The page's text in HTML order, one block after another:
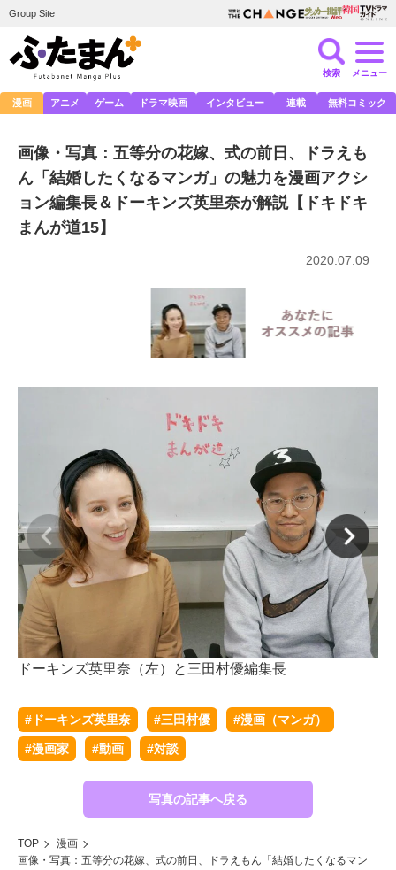
Group Site
検索 メニュー
漫画 アニメ ゲーム ドラマ映画 インタビュー 連載 無料コミック
画像・写真：五等分の花嫁、式の前日、ドラえも
ん「結婚したくなるマンガ」の魅力を漫画アクシ
ョン編集長＆ドーキンズ英里奈が解説【ドキドキ
まんが道15】
2020.07.09
ドーキンズ英里奈（左）と三田村優編集長
#ドーキンズ英里奈 #三田村優 #漫画（マンガ）
#漫画家 #動画 #対談
写真の記事へ戻る
TOP
漫画
画像・写真：五等分の花嫁、式の前日、ドラえもん「結婚したくなるマン